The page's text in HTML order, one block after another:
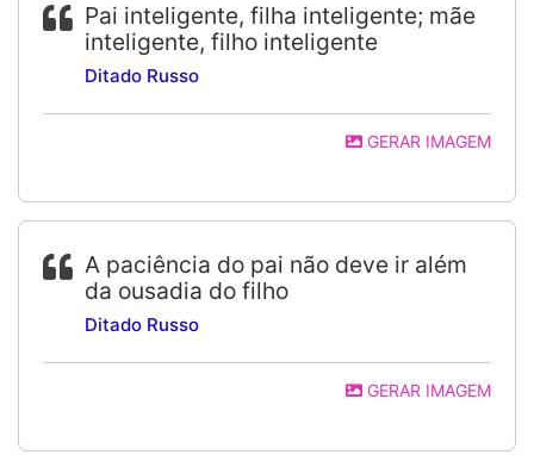
Pai inteligente, filha inteligente; mãe
inteligente, filho inteligente
Ditado Russo
GERAR IMAGEM
A paciência do pai não deve ir além
da ousadia do filho
Ditado Russo
GERAR IMAGEM